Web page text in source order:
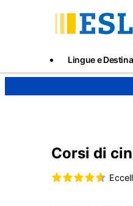
Lingue e
Corsi di